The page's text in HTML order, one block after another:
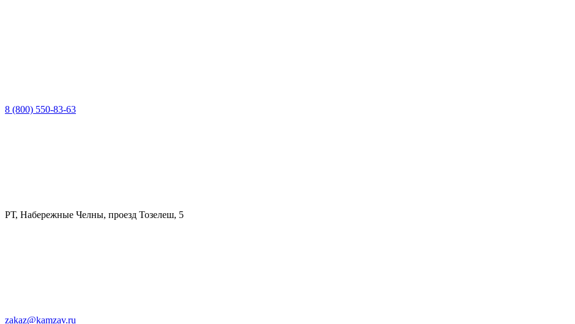
8 (800) 550-83-63
РТ, Набережные Челны, проезд Тозелеш, 5
zakaz@kamzav.ru